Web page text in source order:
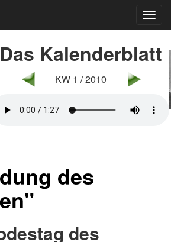
Das Kalenderblatt
KW 1 / 2010
des
des